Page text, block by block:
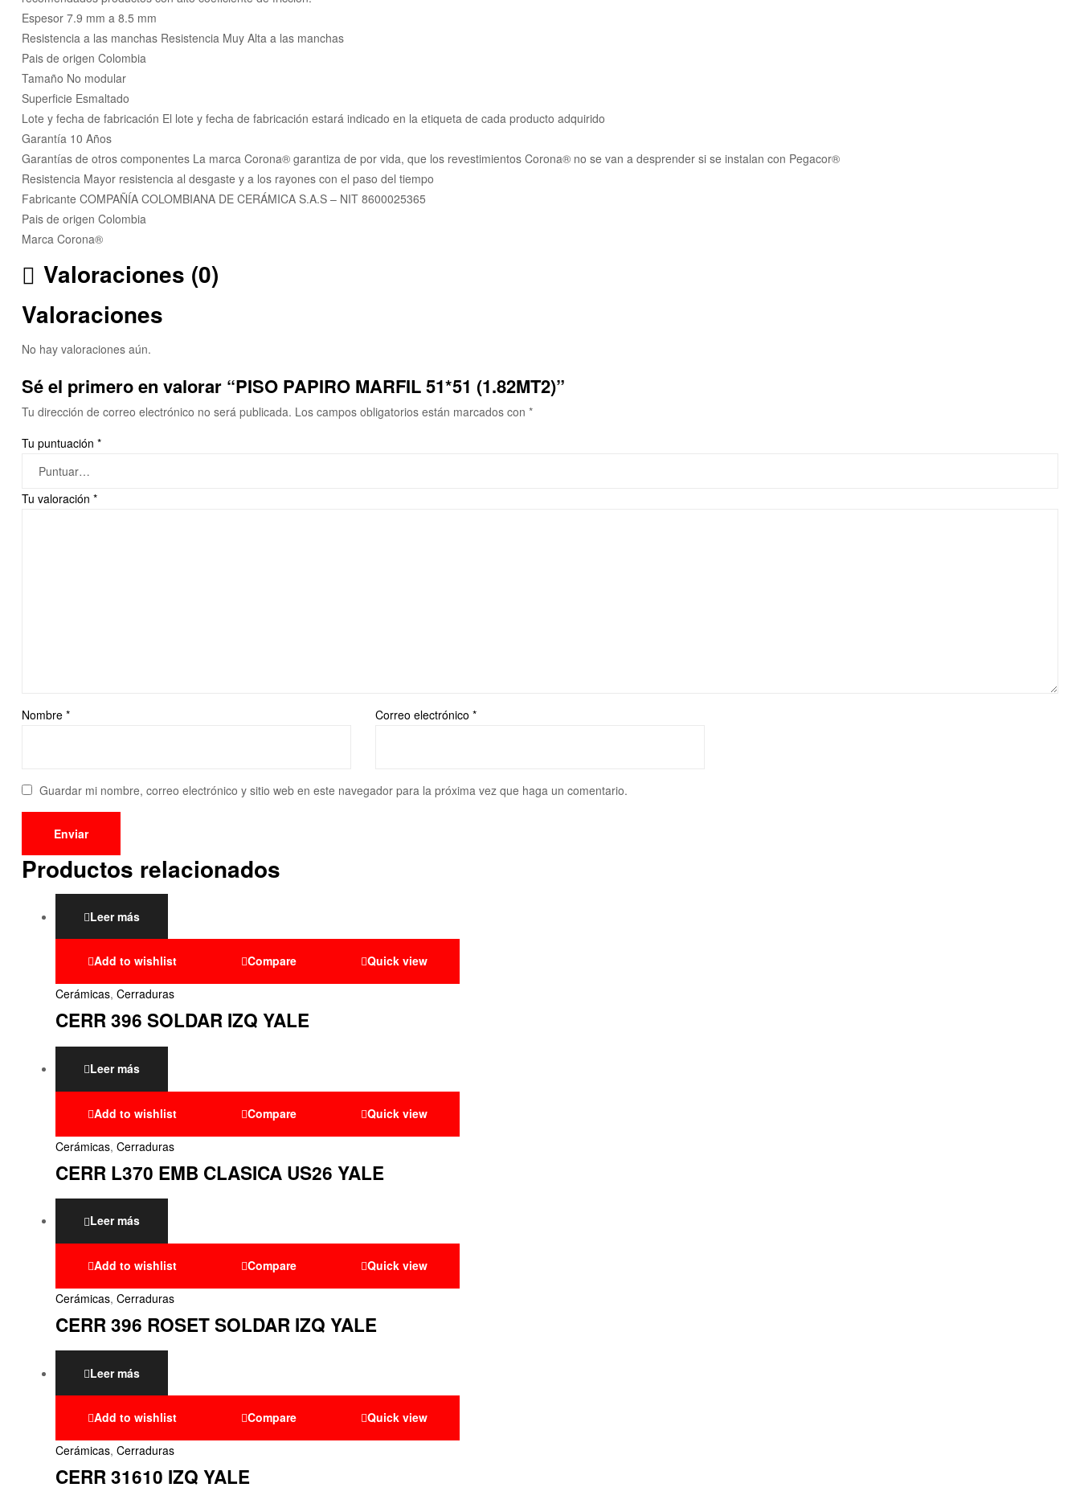
Espesor 7.9 mm a 8.5 mm
Resistencia a las manchas Resistencia Muy Alta a las manchas
Pais de origen Colombia
Tamaño No modular
Superficie Esmaltado
Lote y fecha de fabricación El lote y fecha de fabricación estará indicado en la etiqueta de cada producto adquirido
Garantía 10 Años
Garantías de otros componentes La marca Corona® garantiza de por vida, que los revestimientos Corona® no se van a desprender si se instalan con Pegacor®
Resistencia Mayor resistencia al desgaste y a los rayones con el paso del tiempo
Fabricante COMPAÑÍA COLOMBIANA DE CERÁMICA S.A.S – NIT 8600025365
Pais de origen Colombia
Marca Corona®
Valoraciones (0)
Valoraciones
No hay valoraciones aún.
Sé el primero en valorar “PISO PAPIRO MARFIL 51*51 (1.82MT2)”
Tu dirección de correo electrónico no será publicada. Los campos obligatorios están marcados con *
Tu puntuación *
Tu valoración *
Nombre * Correo electrónico *
Guardar mi nombre, correo electrónico y sitio web en este navegador para la próxima vez que haga un comentario.
Productos relacionados
Leer más
Add to wishlist Compare Quick view
Cerámicas, Cerraduras
CERR 396 SOLDAR IZQ YALE
Leer más
Add to wishlist Compare Quick view
Cerámicas, Cerraduras
CERR L370 EMB CLASICA US26 YALE
Leer más
Add to wishlist Compare Quick view
Cerámicas, Cerraduras
CERR 396 ROSET SOLDAR IZQ YALE
Leer más
Add to wishlist Compare Quick view
Cerámicas, Cerraduras
CERR 31610 IZQ YALE